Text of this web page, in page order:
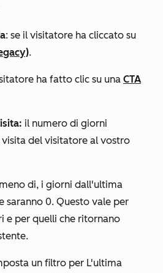
: se il visitatore ha cliccato su
.
ha fatto clic su una CTA
il numero di giorni
del visitatore al vostro
meno di, i giorni dall'ultima
saranno 0. Questo vale per
e per quelli che ritornano
un filtro per L'ultima